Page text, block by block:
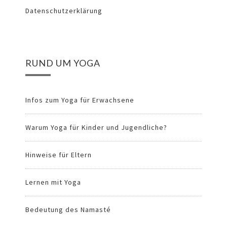
Datenschutzerklärung
RUND UM YOGA
Infos zum Yoga für Erwachsene
Warum Yoga für Kinder und Jugendliche?
Hinweise für Eltern
Lernen mit Yoga
Bedeutung des Namasté